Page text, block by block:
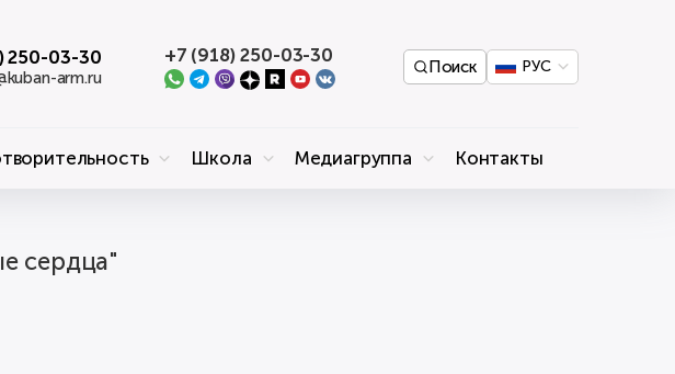
250-03-30
arm.ru
+7 (918) 250-03-30
Поиск РУС
Школа Медиагруппа Контакты
сердца"